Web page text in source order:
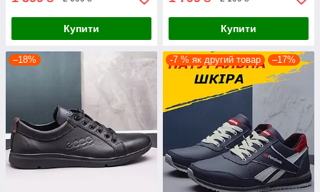
Купити Купити
–18% -7 % як другий товар –17%